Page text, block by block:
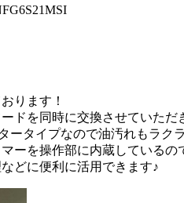
ります！
ドを同時に交換させていただ
ータイプなので油汚れもラク
ーを操作部に内蔵しているの
どに便利に活用できます♪